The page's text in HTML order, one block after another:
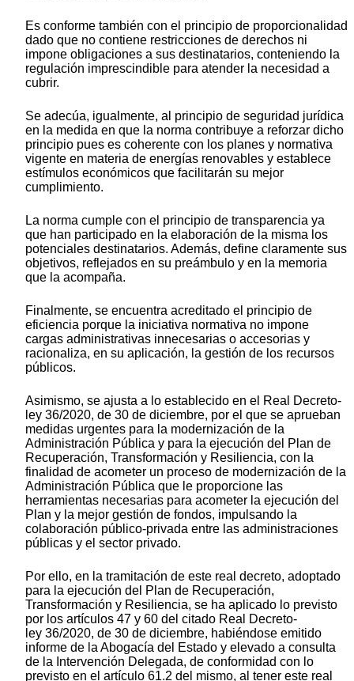
Es conforme también con el principio de proporcionalidad
dado que no contiene restricciones de derechos ni
impone obligaciones a sus destinatarios, conteniendo la
regulación imprescindible para atender la necesidad a
cubrir.
Se adecúa, igualmente, al principio de seguridad jurídica
en la medida en que la norma contribuye a reforzar dicho
principio pues es coherente con los planes y normativa
vigente en materia de energías renovables y establece
estímulos económicos que facilitarán su mejor
cumplimiento.
La norma cumple con el principio de transparencia ya
que han participado en la elaboración de la misma los
potenciales destinatarios. Además, define claramente sus
objetivos, reflejados en su preámbulo y en la memoria
que la acompaña.
Finalmente, se encuentra acreditado el principio de
eficiencia porque la iniciativa normativa no impone
cargas administrativas innecesarias o accesorias y
racionaliza, en su aplicación, la gestión de los recursos
públicos.
Asimismo, se ajusta a lo establecido en el Real Decreto-
ley 36/2020, de 30 de diciembre, por el que se aprueban
medidas urgentes para la modernización de la
Administración Pública y para la ejecución del Plan de
Recuperación, Transformación y Resiliencia, con la
finalidad de acometer un proceso de modernización de la
Administración Pública que le proporcione las
herramientas necesarias para acometer la ejecución del
Plan y la mejor gestión de fondos, impulsando la
colaboración público-privada entre las administraciones
públicas y el sector privado.
Por ello, en la tramitación de este real decreto, adoptado
para la ejecución del Plan de Recuperación,
Transformación y Resiliencia, se ha aplicado lo previsto
por los artículos 47 y 60 del citado Real Decreto-
ley 36/2020, de 30 de diciembre, habiéndose emitido
informe de la Abogacía del Estado y elevado a consulta
de la Intervención Delegada, de conformidad con lo
previsto en el artículo 61.2 del mismo, al tener este real